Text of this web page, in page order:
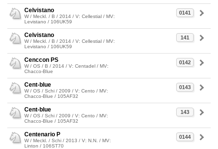
0141
Celvistano
W / Meckl. / B / 2014 / V: Cellestial / MV:
Levistano / 106UK59
141
Celvistano
W / Meckl. / B / 2014 / V: Cellestial / MV:
Levistano / 106UK59
0142
Cenccon PS
W / OS / B / 2014 / V: Centadel / MV:
Chacco-Blue
0143
Cent-blue
W / OS / Schi / 2009 / V: Cento / MV:
Chacco-Blue / 105AF32
143
Cent-blue
W / OS / Schi / 2009 / V: Cento / MV:
Chacco-Blue / 105AF32
0144
Centenario P
W / Meckl. / Schi / 2013 / V: N.N. / MV:
Linton / 106ST70